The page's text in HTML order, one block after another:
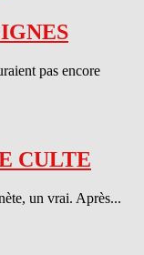
pas encore
CULTE
un vrai. Après...